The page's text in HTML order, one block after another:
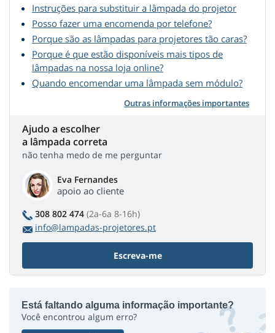
Instruções para substituir a lâmpada do projetor
Posso fazer uma encomenda por telefone?
Porque são as lâmpadas para projetores tão caras?
Porque é que estão disponíveis mais tipos de
lâmpadas na nossa loja online?
Quando encomendar uma lâmpada sem módulo?
Outras informações importantes
Ajudo a escolher
a lâmpada correta
não tenha medo de me perguntar
Eva Fernandes
apoio ao cliente
308 802 474 (2a-6a 8-16h)
info@lampadas-projetores.pt
Escreva-me
Está faltando alguma informação importante?
Você encontrou algum erro?